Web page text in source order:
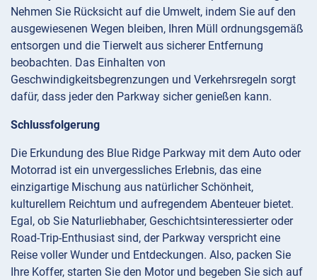
Nehmen Sie Rücksicht auf die Umwelt, indem Sie auf den
ausgewiesenen Wegen bleiben, Ihren Müll ordnungsgemäß
entsorgen und die Tierwelt aus sicherer Entfernung
beobachten. Das Einhalten von
Geschwindigkeitsbegrenzungen und Verkehrsregeln sorgt
dafür, dass jeder den Parkway sicher genießen kann.
Schlussfolgerung
Die Erkundung des Blue Ridge Parkway mit dem Auto oder
Motorrad ist ein unvergessliches Erlebnis, das eine
einzigartige Mischung aus natürlicher Schönheit,
kulturellem Reichtum und aufregendem Abenteuer bietet.
Egal, ob Sie Naturliebhaber, Geschichtsinteressierter oder
Road-Trip-Enthusiast sind, der Parkway verspricht eine
Reise voller Wunder und Entdeckungen. Also, packen Sie
Ihre Koffer, starten Sie den Motor und begeben Sie sich auf